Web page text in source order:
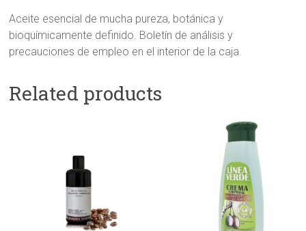
Aceite esencial de mucha pureza, botánica y
bioquímicamente definido. Boletín de análisis y
precauciones de empleo en el interior de la caja.
Related products